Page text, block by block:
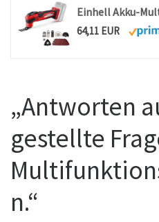
64,11 EUR
„Antworten
gestellte
n.“